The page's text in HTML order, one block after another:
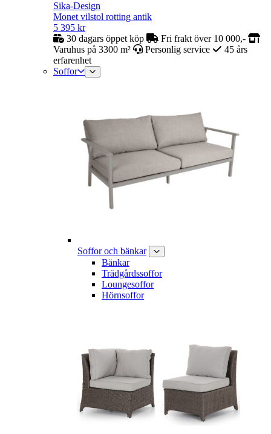
Sika-Design
Monet vilstol rotting antik
5 395 kr
30 dagars öppet köp
Fri frakt över 10 000,-
Varuhus på 3300 m²
Personlig service
45 års
erfarenhet
Soffor
Soffor och bänkar
Bänkar
Trädgårdssoffor
Loungesoffor
Hörnsoffor